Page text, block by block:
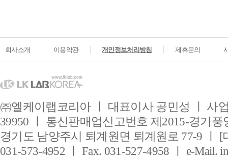
회사소개 이용약관 개인정보처리방침 제휴문의
㈜엘케이랩코리아 ㅣ 대표이사 공민성 ㅣ 사
39950 ㅣ 통신판매업신고번호 제2015-경기풍
경기도 남양주시 퇴계원면 퇴계원로 77-9 ㅣ [
031-573-4952 ㅣ Fax. 031-527-4958 ㅣ e-Mail.